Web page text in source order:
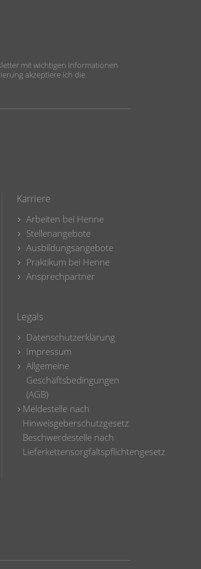
mit wichtigen Informationen
akzeptiere ich die
Karriere
Arbeiten bei Henne
Stellenangebote
Ausbildungsangebote
Praktikum bei Henne
Ansprechpartner
Legals
Datenschutzerklärung
Impressum
Allgemeine
Geschäftsbedingungen
(AGB)
Meldestelle nach
Hinweisgeberschutzgesetz
Beschwerdestelle nach
Lieferkettensorgfaltspflichtengesetz